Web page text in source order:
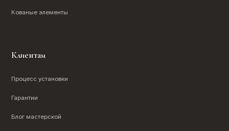
Кованые элементы
Клиентам
Процесс установки
Гарантии
Блог мастерской